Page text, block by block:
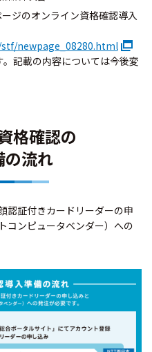
ジのオンライン資格確認導入
newpage_08280.html
記載の内容については今後変
格確認の
の流れ
認証付きカードリーダーの申
コンピュータベンダー）への